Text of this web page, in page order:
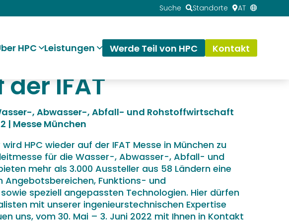
Suche Standorte AT
HPC Leistungen Werde Teil von HPC Kontakt
der IFAT
, Abwasser-, Abfall- und Rohstoffwirtschaft
| Messe München
HPC wieder auf der IFAT Messe in München zu
für die Wasser-, Abwasser-, Abfall- und
mehr als 3.000 Aussteller aus 58 Ländern eine
Angebotsbereichen, Funktions- und
speziell angepassten Technologien. Hier dürfen
mit unserer ingenieurstechnischen Expertise
uns, vom 30. Mai – 3. Juni 2022 mit Ihnen in Kontakt